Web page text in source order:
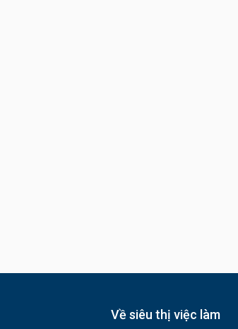
Về siêu thị việc làm